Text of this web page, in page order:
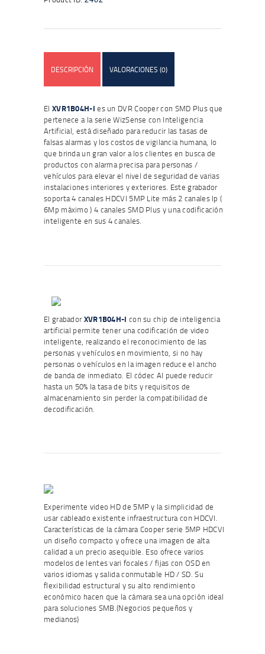
DESCRIPCIÓN VALORACIONES (0)
El XVR1B04H-I es un DVR Cooper con SMD Plus que
pertenece a la serie WizSense con Inteligencia
Artificial, está diseñado para reducir las tasas de
falsas alarmas y los costos de vigilancia humana, lo
que brinda un gran valor a los clientes en busca de
productos con alarma precisa para personas /
vehículos para elevar el nivel de seguridad de varias
instalaciones interiores y exteriores. Este grabador
soporta 4 canales HDCVI 5MP Lite más 2 canales Ip (
6Mp máximo ) 4 canales SMD Plus y una codificación
inteligente en sus 4 canales.
El grabadorXVR1B04H-I con su chip de inteligencia
artificial permite tener una codificación de video
inteligente, realizando el reconocimiento de las
personas y vehículos en movimiento, si no hay
personas o vehículos en la imagen reduce el ancho
de banda de inmediato. El códec AI puede reducir
hasta un 50% la tasa de bits y requisitos de
almacenamiento sin perder la compatibilidad de
decodificación.
Experimente video HD de 5MP y la simplicidad de
usar cableado existente infraestructura con HDCVI.
Características de la cámara Cooper serie 5MP HDCVI
un diseño compacto y ofrece una imagen de alta
calidad a un precio asequible. Eso ofrece varios
modelos de lentes vari focales / fijas con OSD en
varios idiomas y salida conmutable HD / SD. Su
flexibilidad estructural y su alto rendimiento
económico hacen que la cámara sea una opción ideal
para soluciones SMB.(Negocios pequeños y
medianos)